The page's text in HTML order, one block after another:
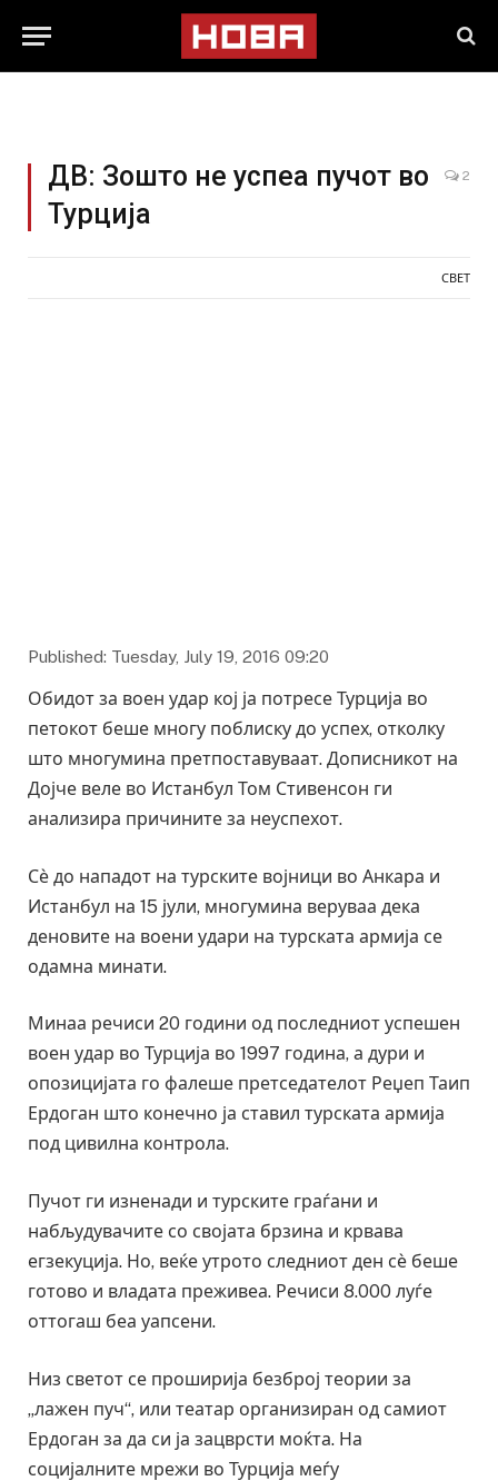
ДВ: Зошто не успеа пучот во
Турција
2
СВЕТ
Published: Tuesday, July 19, 2016 09:20
Обидот за воен удар кој ја потресе Турција во
петокот беше многу поблиску до успех, отколку
што многумина претпоставуваат. Дописникот на
Дојче веле во Истанбул Том Стивенсон ги
анализира причините за неуспехот.
Сѐ до нападот на турските војници во Анкара и
Истанбул на 15 јули, многумина веруваа дека
деновите на воени удари на турската армија се
одамна минати.
Минаа речиси 20 години од последниот успешен
воен удар во Турција во 1997 година, а дури и
опозицијата го фалеше претседателот Реџеп Таип
Ердоган што конечно ја ставил турската армија
под цивилна контрола.
Пучот ги изненади и турските граѓани и
набљудувачите со својата брзина и крвава
егзекуција. Но, веќе утрото следниот ден сѐ беше
готово и владата преживеа. Речиси 8.000 луѓе
оттогаш беа уапсени.
Низ светот се проширија безброј теории за
„лажен пуч“, или театар организиран од самиот
Ердоган за да си ја зацврсти моќта. На
социјалните мрежи во Турција меѓу